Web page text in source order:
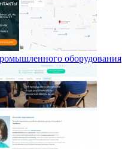
оборудования